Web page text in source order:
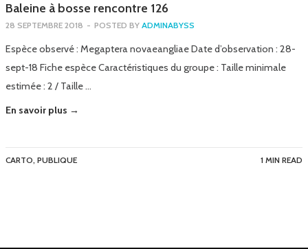
Baleine à bosse rencontre 126
28 SEPTEMBRE 2018 - POSTED BY ADMINABYSS
Espèce observé : Megaptera novaeangliae Date d’observation : 28-
sept-18 Fiche espèce Caractéristiques du groupe : Taille minimale
estimée : 2 / Taille …
En savoir plus →
CARTO, PUBLIQUE 1 MIN READ